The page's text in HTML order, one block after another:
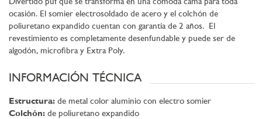
Divertido puf que se transforma en una cómoda cama para toda
ocasión. El somier electrosoldado de acero y el colchón de
poliuretano expandido cuentan con garantía de 2 años. El
revestimiento es completamente desenfundable y puede ser de
algodón, microfibra y Extra Poly.
INFORMACIÓN TÉCNICA
Estructura: de metal color aluminio con electro somier
Colchón: de poliuretano expandido